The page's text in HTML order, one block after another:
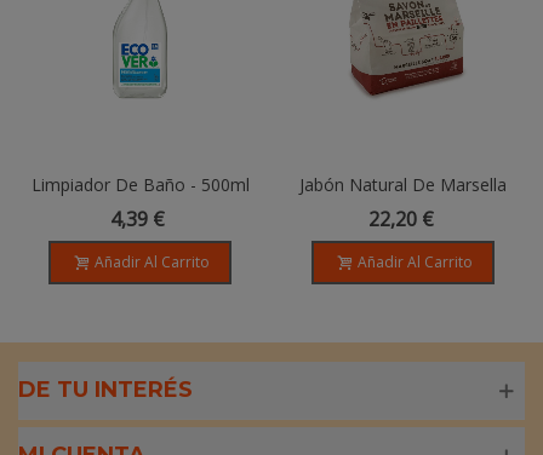
Limpiador De Baño - 500ml
4,39 €
Añadir Al Carrito
Jabón Natural De Marsella
En Escamas Con Aceite De
Oliva - 1.5kg
22,20 €
Añadir Al Carrito
DE TU INTERÉS